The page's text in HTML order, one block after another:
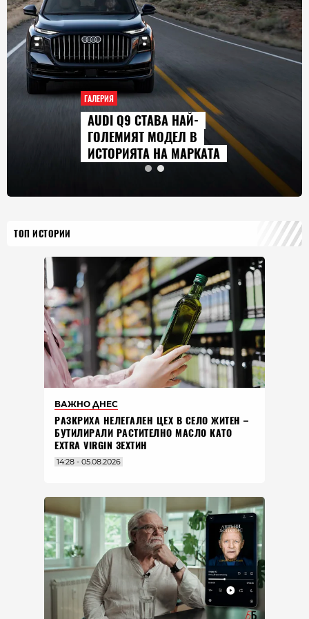
ГАЛЕРИЯ
AUDI Q9 СТАВА НАЙ-
ГОЛЕМИЯТ МОДЕЛ В
ИСТОРИЯТА НА МАРКАТА
ТОП ИСТОРИИ
ВАЖНО ДНЕС
РАЗКРИХА НЕЛЕГАЛЕН ЦЕХ В СЕЛО ЖИТЕН –
БУТИЛИРАЛИ РАСТИТЕЛНО МАСЛО КАТО
EXTRA VIRGIN ЗЕХТИН
14:28 - 05.08.2026